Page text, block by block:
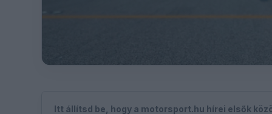
Itt állítsd be, hogy a motorsport.hu hírei elsők